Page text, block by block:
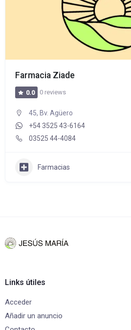
Farmacia Ziade
0.0 0 reviews
45, Bv. Agüero
+54 3525 43-6164
03525 44-4084
Farmacias
Links útiles
Acceder
Añadir un anuncio